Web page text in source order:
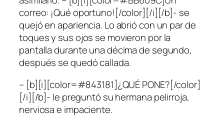
correo: ¡Qué oportuno![/color][/i][/b]- se
quejó en apariencia. Lo abrió con un par de
toques y sus ojos se movieron por la
pantalla durante una décima de segundo,
después se quedó callada.
– [b][i][color=#843181]¿QUÉ PONE?[/color]
[/i][/b]- le preguntó su hermana pelirroja,
nerviosa e impaciente.